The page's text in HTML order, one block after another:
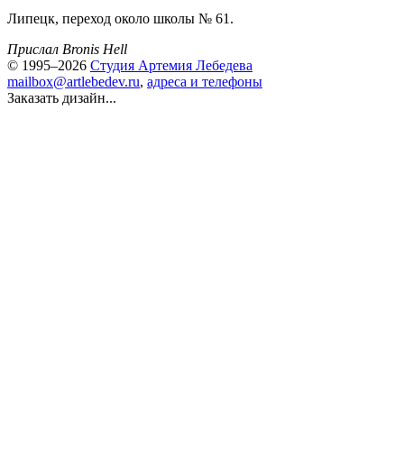
Липецк, переход около школы № 61.
Прислал Bronis Hell
© 1995–2026 Студия Артемия Лебедева
mailbox@artlebedev.ru, адреса и телефоны
Заказать дизайн...